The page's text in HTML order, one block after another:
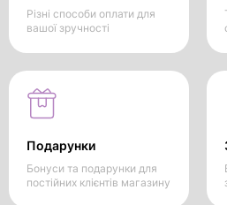
Різні способи оплати для
вашої зручності
Подарунки
Бонуси та подарунки для
постійних клієнтів магазину